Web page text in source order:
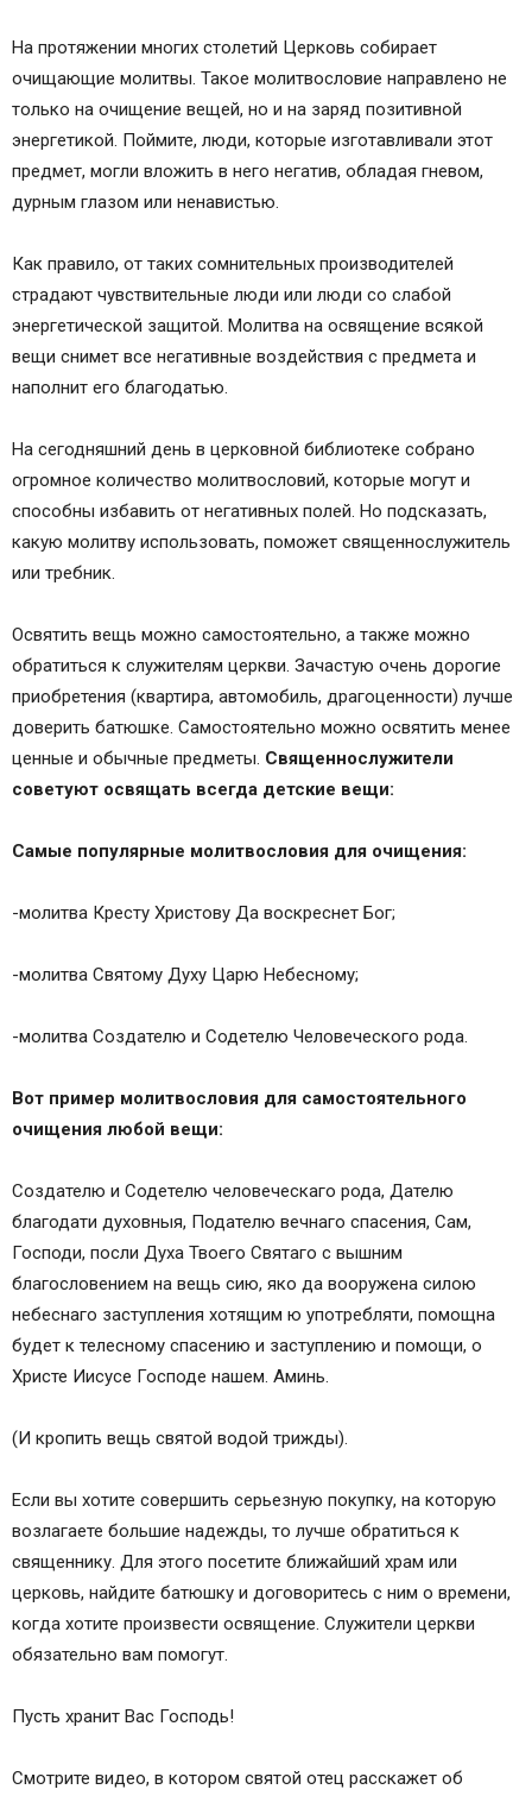
На протяжении многих столетий Церковь собирает
очищающие молитвы. Такое молитвословие направлено не
только на очищение вещей, но и на заряд позитивной
энергетикой. Поймите, люди, которые изготавливали этот
предмет, могли вложить в него негатив, обладая гневом,
дурным глазом или ненавистью.
Как правило, от таких сомнительных производителей
страдают чувствительные люди или люди со слабой
энергетической защитой. Молитва на освящение всякой
вещи снимет все негативные воздействия с предмета и
наполнит его благодатью.
На сегодняшний день в церковной библиотеке собрано
огромное количество молитвословий, которые могут и
способны избавить от негативных полей. Но подсказать,
какую молитву использовать, поможет священнослужитель
или требник.
Освятить вещь можно самостоятельно, а также можно
обратиться к служителям церкви. Зачастую очень дорогие
приобретения (квартира, автомобиль, драгоценности) лучше
доверить батюшке. Самостоятельно можно освятить менее
ценные и обычные предметы. Священнослужители
советуют освящать всегда детские вещи:
Самые популярные молитвословия для очищения:
-молитва Кресту Христову Да воскреснет Бог;
-молитва Святому Духу Царю Небесному;
-молитва Создателю и Содетелю Человеческого рода.
Вот пример молитвословия для самостоятельного
очищения любой вещи:
Создателю и Содетелю человеческаго рода, Дателю
благодати духовныя, Подателю вечнаго спасения, Сам,
Господи, посли Духа Твоего Святаго с вышним
благословением на вещь сию, яко да вооружена силою
небеснаго заступления хотящим ю употребляти, помощна
будет к телесному спасению и заступлению и помощи, о
Христе Иисусе Господе нашем. Аминь.
(И кропить вещь святой водой трижды).
Если вы хотите совершить серьезную покупку, на которую
возлагаете большие надежды, то лучше обратиться к
священнику. Для этого посетите ближайший храм или
церковь, найдите батюшку и договоритесь с ним о времени,
когда хотите произвести освящение. Служители церкви
обязательно вам помогут.
Пусть хранит Вас Господь!
Смотрите видео, в котором святой отец расскажет об